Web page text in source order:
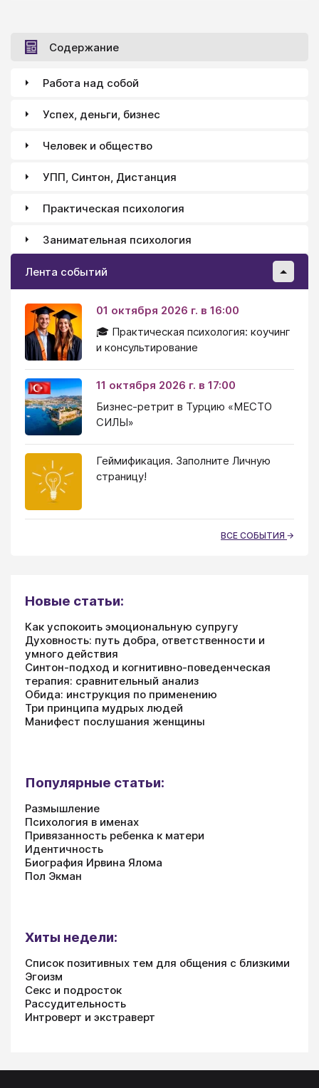
Содержание
Работа над собой
Успех, деньги, бизнес
Человек и общество
УПП, Синтон, Дистанция
Практическая психология
Занимательная психология
Лента событий
01 октября 2026 г. в 16:00
🎓 Практическая психология: коучинг
и консультирование
11 октября 2026 г. в 17:00
Бизнес-ретрит в Турцию «МЕСТО
СИЛЫ»
Геймификация. Заполните Личную
страницу!
ВСЕ СОБЫТИЯ
Новые статьи:
Как успокоить эмоциональную супругу
Духовность: путь добра, ответственности и
умного действия
Синтон-подход и когнитивно-поведенческая
терапия: сравнительный анализ
Обида: инструкция по применению
Три принципа мудрых людей
Манифест послушания женщины
Популярные статьи:
Размышление
Психология в именах
Привязанность ребенка к матери
Идентичность
Биография Ирвина Ялома
Пол Экман
Хиты недели:
Список позитивных тем для общения с близкими
Эгоизм
Секс и подросток
Рассудительность
Интроверт и экстраверт